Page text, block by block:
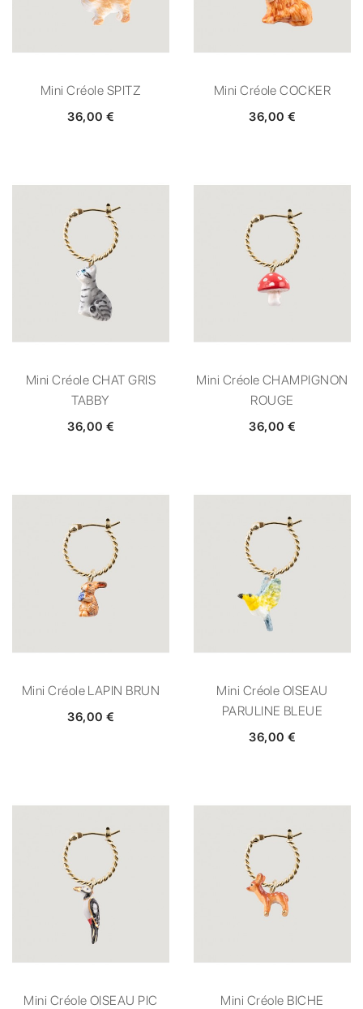
Mini Créole SPITZ
36,00 €
Mini Créole COCKER
36,00 €
Mini Créole CHAT GRIS
TABBY
36,00 €
Mini Créole CHAMPIGNON
ROUGE
36,00 €
Mini Créole LAPIN BRUN
36,00 €
Mini Créole OISEAU
PARULINE BLEUE
36,00 €
Mini Créole OISEAU PIC
Mini Créole BICHE